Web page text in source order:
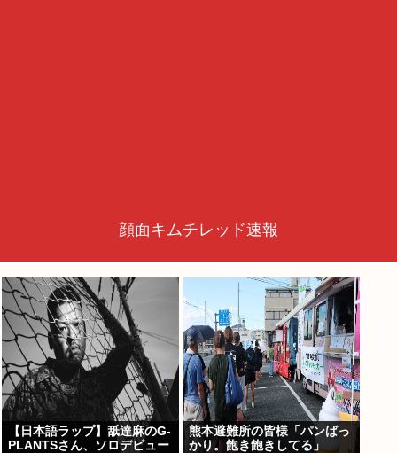
顔面キムチレッド速報
【日本語ラップ】舐達麻のG-
PLANTSさん、ソロデビュー
熊本避難所の皆様「パンばっ
かり。飽き飽きしてる」